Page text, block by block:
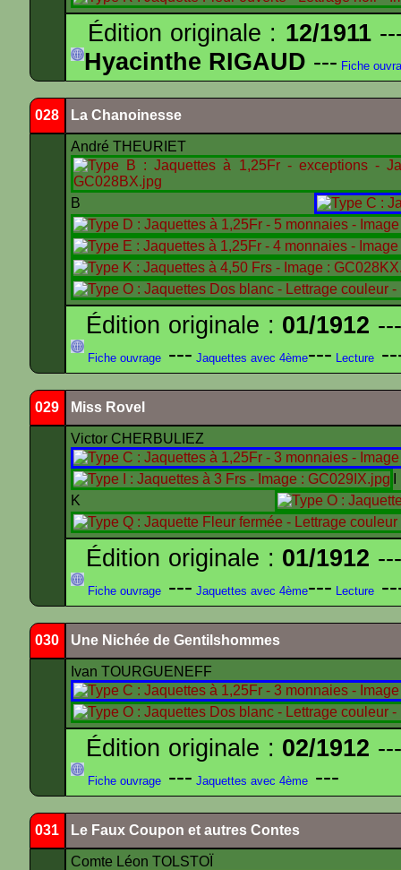
Édition originale : 12/1911
Hyacinthe RIGAUD --- Fiche
028 La Chanoinesse
André THEURIET
B
Édition originale : 01/1912
Fiche ouvrage --- Jaquettes avec 4ème--- Lecture
029 Miss Rovel
Victor CHERBULIEZ
K
Édition originale : 01/1912
Fiche ouvrage --- Jaquettes avec 4ème--- Lecture
030 Une Nichée de Gentilshommes
Ivan TOURGUENEFF
Édition originale : 02/1912
Fiche ouvrage --- Jaquettes avec 4ème ---
031 Le Faux Coupon et autres Contes
Comte Léon TOLSTOÏ